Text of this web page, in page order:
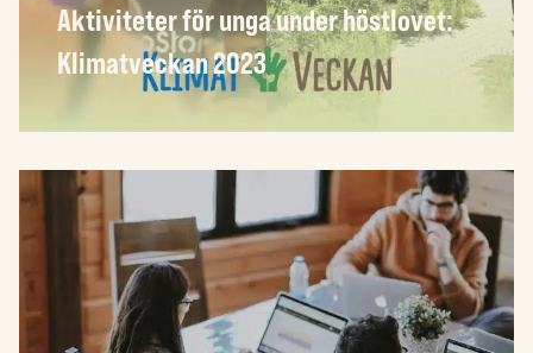
Aktiviteter för unga under höstlovet:
Klimatveckan 2023